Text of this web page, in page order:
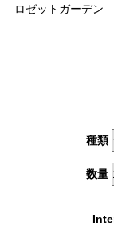
ロゼットガーデン
種類
数量